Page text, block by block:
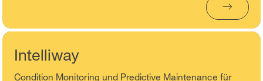
→
Intelliway
Condition Monitoring und Predictive Maintenance für